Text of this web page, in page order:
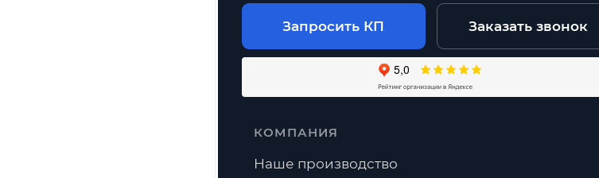
Запросить КП Заказать звонок
КОМПАНИЯ
Наше производство